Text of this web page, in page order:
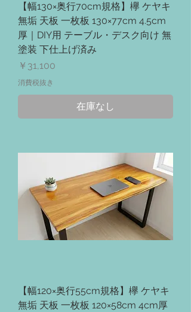
【幅130×奥行70cm規格】欅 ケヤキ
無垢 天板 一枚板 130×77cm 4.5cm
厚｜DIY用 テーブル・デスク向け 無
塗装 下仕上げ済み
価格
￥31,100
消費税抜き
在庫なし
【幅120×奥行55cm規格】欅 ケヤキ
無垢 天板 一枚板 120×58cm 4cm厚